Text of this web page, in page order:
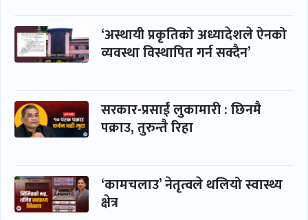
‘अस्थायी प्रकृतिको अध्यादेशले ऐनको
व्यवस्था विस्थापित गर्न सक्दैन’
सरकार-प्रसाईं लुकामारी : छिनमै
पक्राउ, तुरुन्तै रिहा
‘कामचलाउ’ नेतृत्वले थलियो स्वास्थ्य
क्षेत्र